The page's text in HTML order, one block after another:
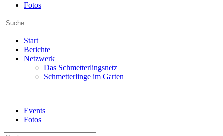
Fotos
Start
Berichte
Netzwerk
Das Schmetterlingsnetz
Schmetterlinge im Garten
Events
Fotos